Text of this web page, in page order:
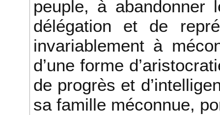
peuple, à abandonner
délégation et de
invariablement à
d’une forme
de progrès et
sa famille méconnue,